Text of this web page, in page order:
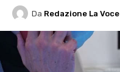
Da Redazione La Voce